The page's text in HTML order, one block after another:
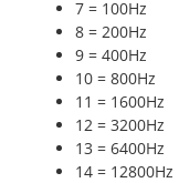
7 = 100Hz
8 = 200Hz
9 = 400Hz
10 = 800Hz
11 = 1600Hz
12 = 3200Hz
13 = 6400Hz
14 = 12800Hz